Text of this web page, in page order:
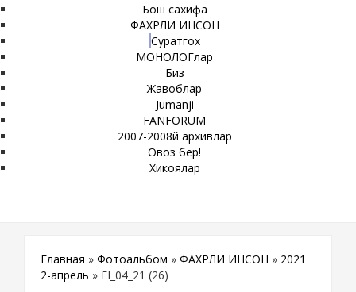
Бош сахифа
ФАХРЛИ ИНСОН
Суратгох
МОНОЛОГлар
Биз
Жавоблар
Jumanji
FANFORUM
2007-2008й архивлар
Овоз бер!
Хикоялар
Главная » Фотоальбом » ФАХРЛИ ИНСОН » 2021
2-апрель » FI_04_21 (26)